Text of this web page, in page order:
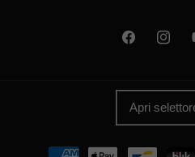
Facebook
Apri
Metodi